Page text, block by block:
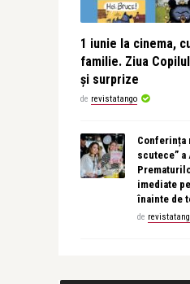
1 iunie la cinema,
familie. Ziua
și surprize
de revistatango
Conferința
scutece”
imediate
înainte de
de